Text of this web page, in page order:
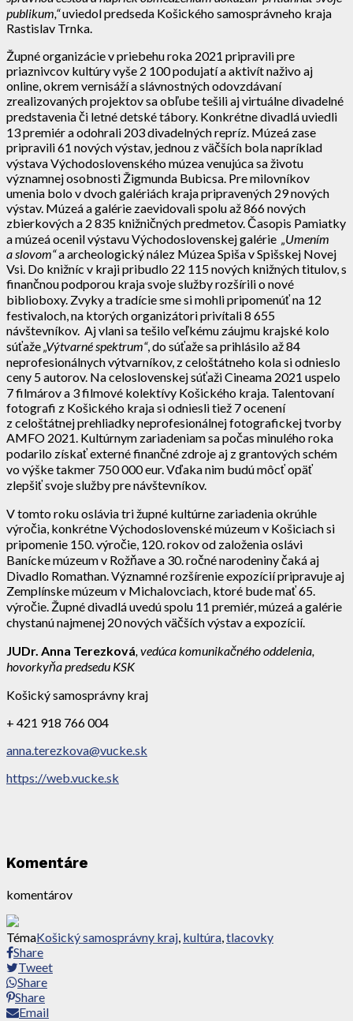
publikum,“uviedol predseda Košického samosprávneho kraja
Rastislav Trnka.
Župné organizácie v priebehu roka 2021 pripravili pre
priaznivcov kultúry vyše 2 100 podujatí a aktivít naživo aj
online, okrem vernisáží a slávnostných odovzdávaní
zrealizovaných projektov sa obľube tešili aj virtuálne divadelné
predstavenia či letné detské tábory. Konkrétne divadlá uviedli
13 premiér a odohrali 203 divadelných repríz. Múzeá zase
pripravili 61 nových výstav, jednou z väčších bola napríklad
výstava Východoslovenského múzea venujúca sa životu
významnej osobnosti Žigmunda Bubicsa. Pre milovníkov
umenia bolo v dvoch galériách kraja pripravených 29 nových
výstav. Múzeá a galérie zaevidovali spolu až 866 nových
zbierkových a 2 835 knižničných predmetov. Časopis Pamiatky
a múzeá ocenil výstavu Východoslovenskej galérie
„Umením
a slovom“a archeologický nález Múzea Spiša v Spišskej Novej
Vsi. Do knižníc v kraji pribudlo 22 115 nových knižných titulov, s
finančnou podporou kraja svoje služby rozšírili o nové
biblioboxy. Zvyky a tradície sme si mohli pripomenúť na 12
festivaloch, na ktorých organizátori privítali 8 655
návštevníkov. Aj vlani sa tešilo veľkému záujmu krajské kolo
súťaže „Výtvarné spektrum“, do súťaže sa prihlásilo až 84
neprofesionálnych výtvarníkov, z celoštátneho kola si odnieslo
ceny 5 autorov. Na celoslovenskej súťaži Cineama 2021 uspelo
7 filmárov a 3 filmové kolektívy Košického kraja. Talentovaní
fotografi z Košického kraja si odniesli tiež 7 ocenení
z celoštátnej prehliadky neprofesionálnej fotografickej tvorby
AMFO 2021. Kultúrnym zariadeniam sa počas minulého roka
podarilo získať externé finančné zdroje aj z grantových schém
vo výške takmer 750 000 eur. Vďaka nim budú môcť opäť
zlepšiť svoje služby pre návštevníkov.
V tomto roku oslávia tri župné kultúrne zariadenia okrúhle
výročia, konkrétne Východoslovenské múzeum v Košiciach si
pripomenie 150. výročie, 120. rokov od založenia oslávi
Banícke múzeum v Rožňave a 30. ročné narodeniny čaká aj
Divadlo Romathan. Významné rozšírenie expozícií pripravuje aj
Zemplínske múzeum v Michalovciach, ktoré bude mať 65.
výročie. Župné divadlá uvedú spolu 11 premiér, múzeá a galérie
chystanú najmenej 20 nových väčších výstav a expozícií.
JUDr. Anna Terezková , vedúca komunikačného oddelenia,
hovorkyňa predsedu KSK
Košický samosprávny kraj
+ 421 918 766 004
anna.terezkova@vucke.sk
https://web.vucke.sk
Komentáre
komentárov
TémaKošický samosprávny kraj, kultúra,tlacovky
Share
Tweet
Share
Share
Email